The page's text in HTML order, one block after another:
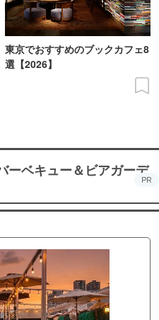
東京でおすすめのブックカフェ8
選【2026】
ーベキュー＆ビアガーデ
PR